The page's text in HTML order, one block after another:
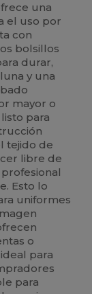
una
el uso por
con
bolsillos
durar,
y una
mayor o
para
tejido de
libre de
Esto lo
uniformes
o
para
para